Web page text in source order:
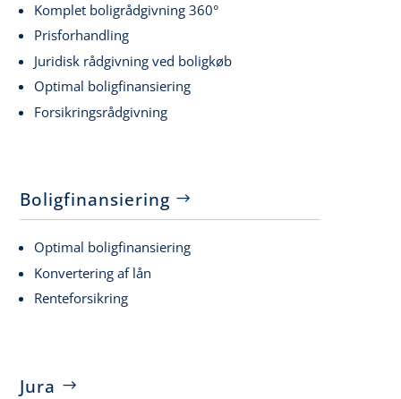
Komplet boligrådgivning 360°
Prisforhandling
Juridisk rådgivning ved boligkøb
Optimal boligfinansiering
Forsikringsrådgivning
Boligfinansiering
Optimal boligfinansiering
Konvertering af lån
Renteforsikring
Jura